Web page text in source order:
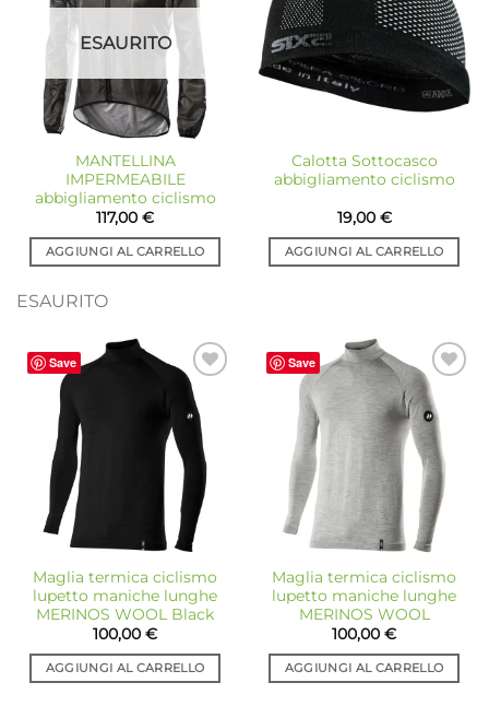
opzioni
possono
scelte
nella
pagina
del
prodotto
opzioni
possono
essere
scelte
del
prodotto
dei
ESAURITO
MANTELLINA
IMPERMEABILE
abbigliamento ciclismo
117,00 €
AGGIUNGI AL CARRELLO
ESAURITO
dei
desideri
Calotta Sottocasco
abbigliamento ciclismo
19,00 €
AGGIUNGI AL CARRELLO
Save
Aggiungi
alla lista
dei
desideri
Maglia termica ciclismo
lupetto maniche lunghe
MERINOS WOOL Black
100,00 €
AGGIUNGI AL CARRELLO
Save
Aggiungi
alla lista
dei
desideri
Maglia termica ciclismo
lupetto maniche lunghe
MERINOS WOOL
100,00 €
AGGIUNGI AL CARRELLO